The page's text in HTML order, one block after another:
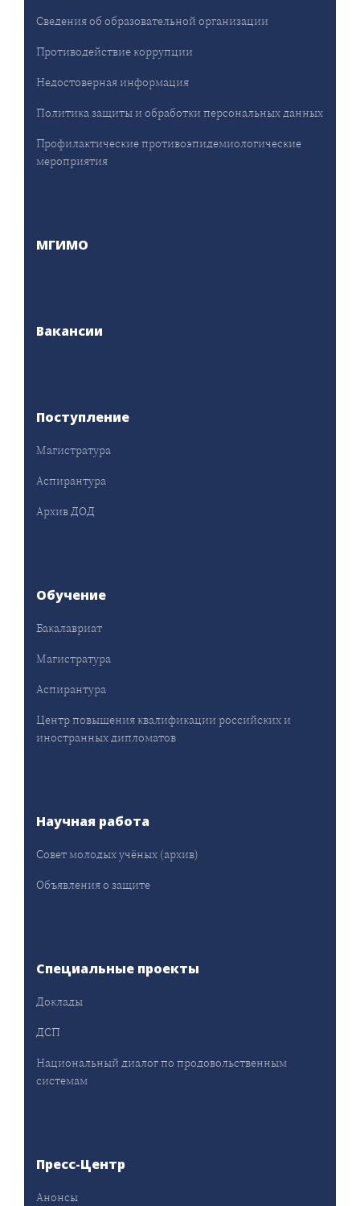
Сведения об образовательной организации
Противодействие коррупции
Недостоверная информация
Политика защиты и обработки персональных данных
Профилактические противоэпидемиологические
мероприятия
МГИМО
Вакансии
Поступление
Магистратура
Аспирантура
Архив ДОД
Обучение
Бакалавриат
Магистратура
Аспирантура
Центр повышения квалификации российских и
иностранных дипломатов
Научная работа
Совет молодых учёных (архив)
Объявления о защите
Специальные проекты
Доклады
ДСП
Национальный диалог по продовольственным
системам
Пресс-Центр
Анонсы